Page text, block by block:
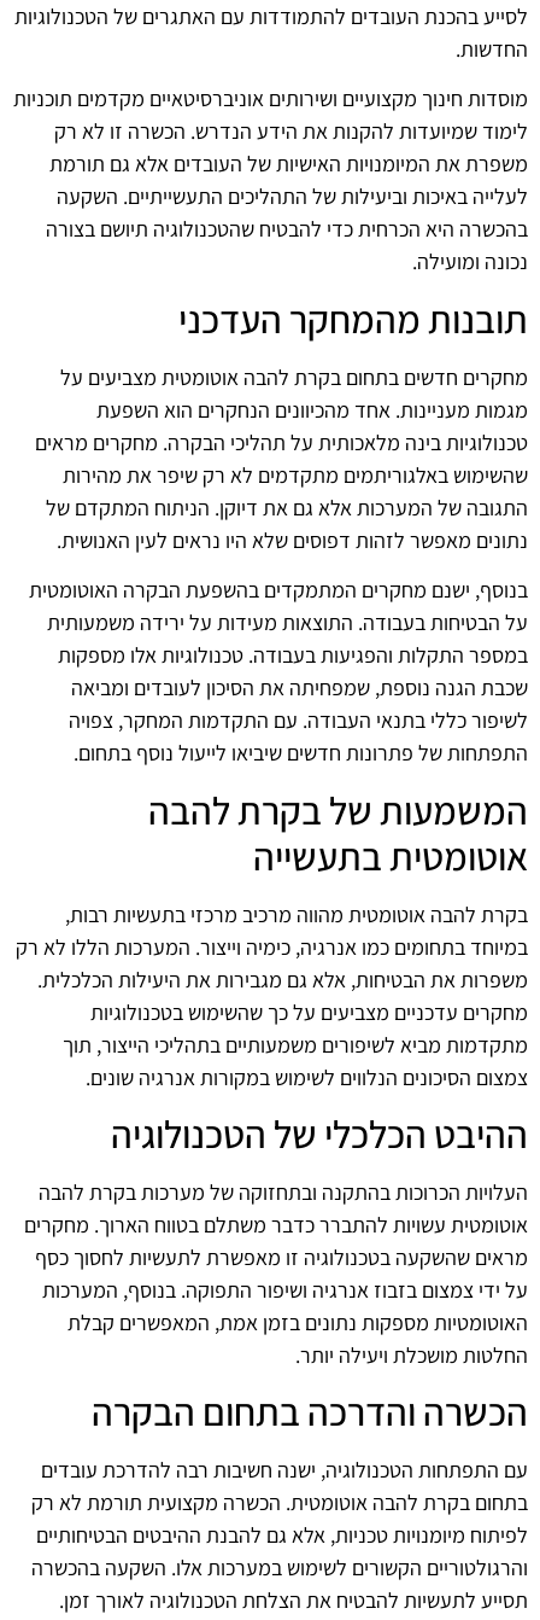
לסייע בהכנת העובדים להתמודדות עם האתגרים של הטכנולוגיות
החדשות.
מוסדות חינוך מקצועיים ושירותים אוניברסיטאיים מקדמים תוכניות
לימוד שמיועדות להקנות את הידע הנדרש. הכשרה זו לא רק
משפרת את המיומנויות האישיות של העובדים אלא גם תורמת
לעלייה באיכות וביעילות של התהליכים התעשייתיים. השקעה
בהכשרה היא הכרחית כדי להבטיח שהטכנולוגיה תיושם בצורה
נכונה ומועילה.
תובנות מהמחקר העדכני
מחקרים חדשים בתחום בקרת להבה אוטומטית מצביעים על
מגמות מעניינות. אחד מהכיוונים הנחקרים הוא השפעת
טכנולוגיות בינה מלאכותית על תהליכי הבקרה. מחקרים מראים
שהשימוש באלגוריתמים מתקדמים לא רק שיפר את מהירות
התגובה של המערכות אלא גם את דיוקן. הניתוח המתקדם של
נתונים מאפשר לזהות דפוסים שלא היו נראים לעין האנושית.
בנוסף, ישנם מחקרים המתמקדים בהשפעת הבקרה האוטומטית
על הבטיחות בעבודה. התוצאות מעידות על ירידה משמעותית
במספר התקלות והפגיעות בעבודה. טכנולוגיות אלו מספקות
שכבת הגנה נוספת, שמפחיתה את הסיכון לעובדים ומביאה
לשיפור כללי בתנאי העבודה. עם התקדמות המחקר, צפויה
התפתחות של פתרונות חדשים שיביאו לייעול נוסף בתחום.
המשמעות של בקרת להבה
אוטומטית בתעשייה
בקרת להבה אוטומטית מהווה מרכיב מרכזי בתעשיות רבות,
במיוחד בתחומים כמו אנרגיה, כימיה וייצור. המערכות הללו לא רק
משפרות את הבטיחות, אלא גם מגבירות את היעילות הכלכלית.
מחקרים עדכניים מצביעים על כך שהשימוש בטכנולוגיות
מתקדמות מביא לשיפורים משמעותיים בתהליכי הייצור, תוך
צמצום הסיכונים הנלווים לשימוש במקורות אנרגיה שונים.
ההיבט הכלכלי של הטכנולוגיה
העלויות הכרוכות בהתקנה ובתחזוקה של מערכות בקרת להבה
אוטומטית עשויות להתברר כדבר משתלם בטווח הארוך. מחקרים
מראים שהשקעה בטכנולוגיה זו מאפשרת לתעשיות לחסוך כסף
על ידי צמצום בזבוז אנרגיה ושיפור התפוקה. בנוסף, המערכות
האוטומטיות מספקות נתונים בזמן אמת, המאפשרים קבלת
החלטות מושכלת ויעילה יותר.
הכשרה והדרכה בתחום הבקרה
עם התפתחות הטכנולוגיה, ישנה חשיבות רבה להדרכת עובדים
בתחום בקרת להבה אוטומטית. הכשרה מקצועית תורמת לא רק
לפיתוח מיומנויות טכניות, אלא גם להבנת ההיבטים הבטיחותיים
והרגולטוריים הקשורים לשימוש במערכות אלו. השקעה בהכשרה
תסייע לתעשיות להבטיח את הצלחת הטכנולוגיה לאורך זמן.